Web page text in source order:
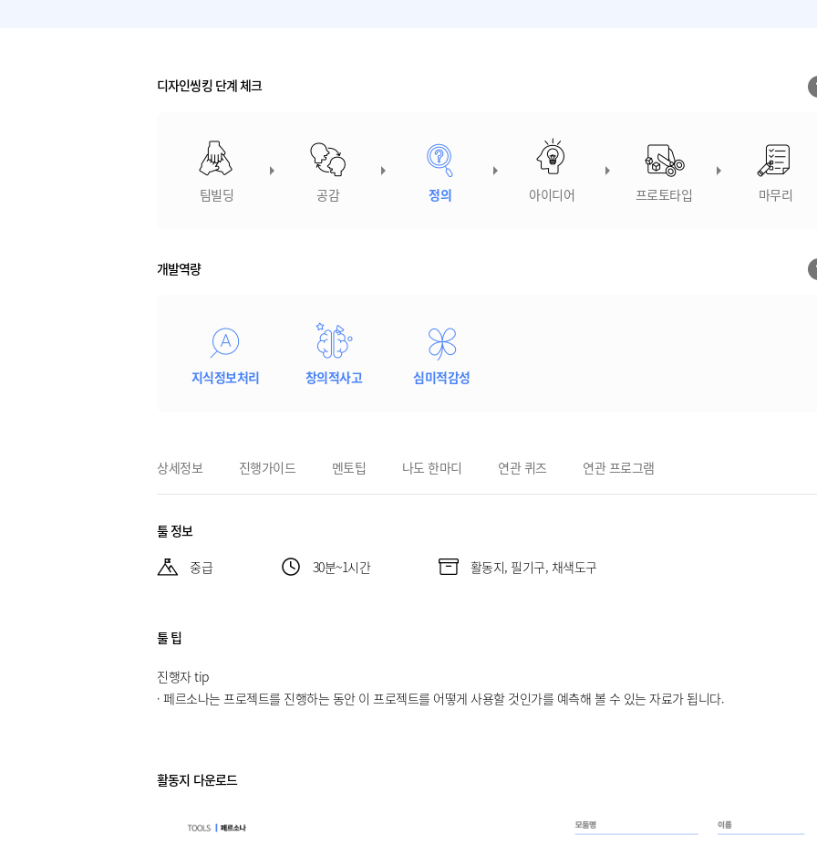
디자인씽킹 단계 체크
팀빌딩 공감 정의 아이디어 프로토타입 마무리
개발역량
지식정보처리 창의적사고 심미적감성
상세정보 진행가이드 멘토팁 나도 한마디 연관 퀴즈 연관 프로그램
툴 정보
중급
30분~1시간 활동지, 필기구, 채색도구
툴 팁
진행자 tip
· 페르소나는 프로젝트를 진행하는 동안 이 프로젝트를 어떻게 사용할 것인가를 예측해 볼 수 있는 자료가 됩니다.
활동지 다운로드